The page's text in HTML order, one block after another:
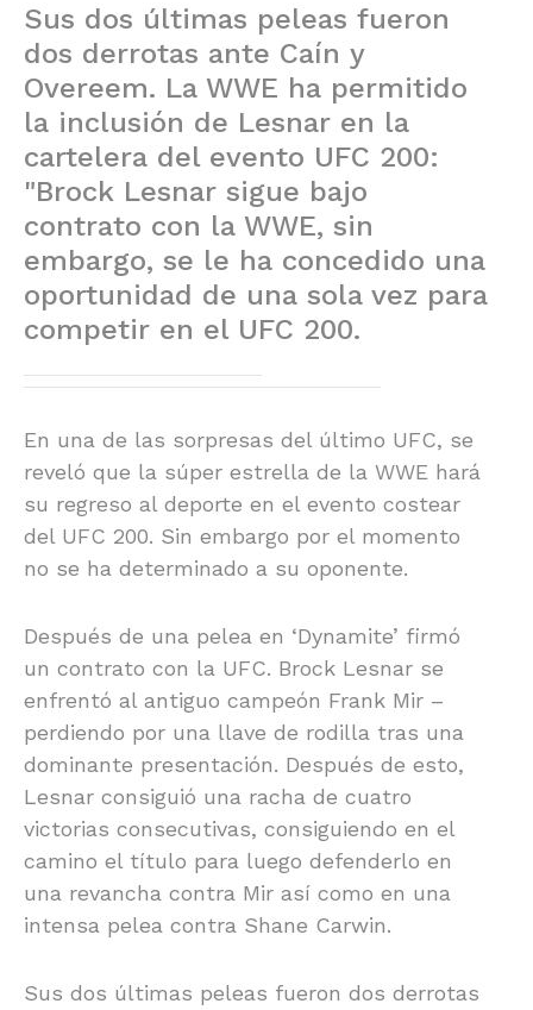
Sus dos últimas peleas fueron
dos derrotas ante Caín y
Overeem. La WWE ha permitido
la inclusión de Lesnar en la
cartelera del evento UFC 200:
"Brock Lesnar sigue bajo
contrato con la WWE, sin
embargo, se le ha concedido una
oportunidad de una sola vez para
competir en el UFC 200.
En una de las sorpresas del último UFC, se
reveló que la súper estrella de la WWE hará
su regreso al deporte en el evento costear
del UFC 200. Sin embargo por el momento
no se ha determinado a su oponente.
Después de una pelea en ‘Dynamite’ firmó
un contrato con la UFC. Brock Lesnar se
enfrentó al antiguo campeón Frank Mir –
perdiendo por una llave de rodilla tras una
dominante presentación. Después de esto,
Lesnar consiguió una racha de cuatro
victorias consecutivas, consiguiendo en el
camino el título para luego defenderlo en
una revancha contra Mir así como en una
intensa pelea contra Shane Carwin.
Sus dos últimas peleas fueron dos derrotas